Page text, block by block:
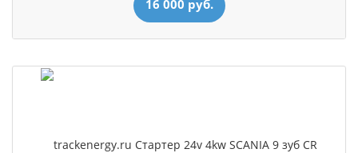
16 000 руб.